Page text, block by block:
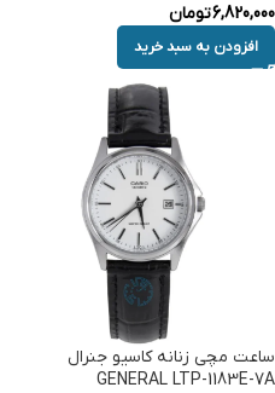
6,820,000تومان
افزودن به سبد خرید
ساعت مچی زنانه کاسیو جنرال
GENERAL LTP-1183E-7A